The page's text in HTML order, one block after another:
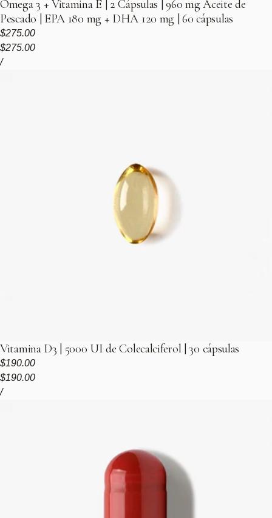
Omega 3 + Vitamina E | 2 Cápsulas | 960 mg Aceite de
Pescado | EPA 180 mg + DHA 120 mg | 60 cápsulas
Precio regular
$275.00
Precio de venta
$275.00Precio regular
Precio unitario
/por
Vitamina D3 | 5000 UI de Colecalciferol | 30 cápsulas
Precio regular
$190.00
Precio de venta
$190.00Precio regular
Precio unitario
/por